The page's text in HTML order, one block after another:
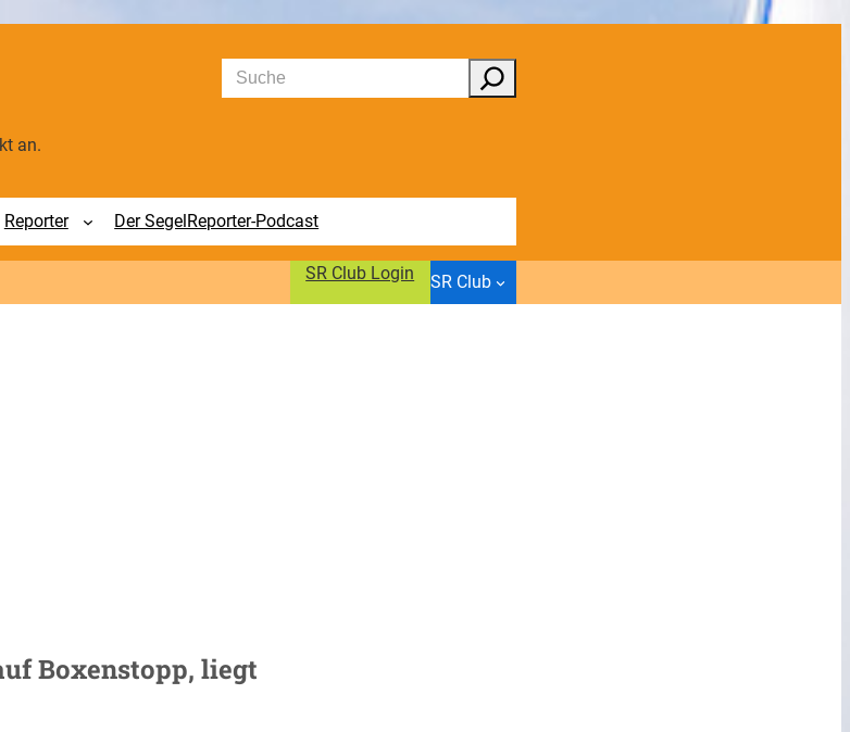
Suchen
an.
Reporter Der SegelReporter-Podcast
SR Club Login SR Club
Boxenstopp, liegt